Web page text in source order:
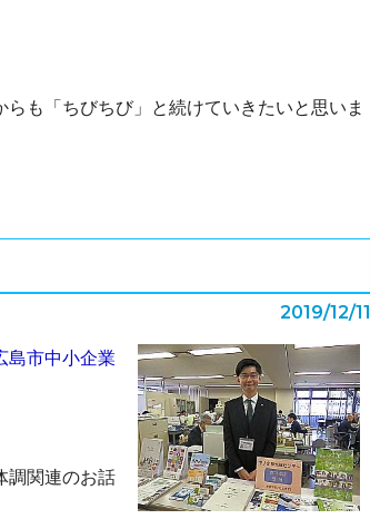
も「ちびちび」と続けていきたいと思いま
2019/12/11
島市中小企業
調関連のお話